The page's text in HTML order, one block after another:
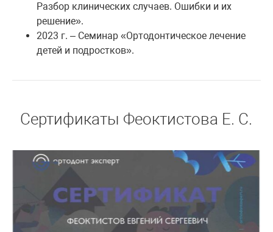
Разбор клинических случаев. Ошибки и их
решение».
2023 г. – Семинар «Ортодонтическое лечение
детей и подростков».
Сертификаты Феоктистова Е. С.